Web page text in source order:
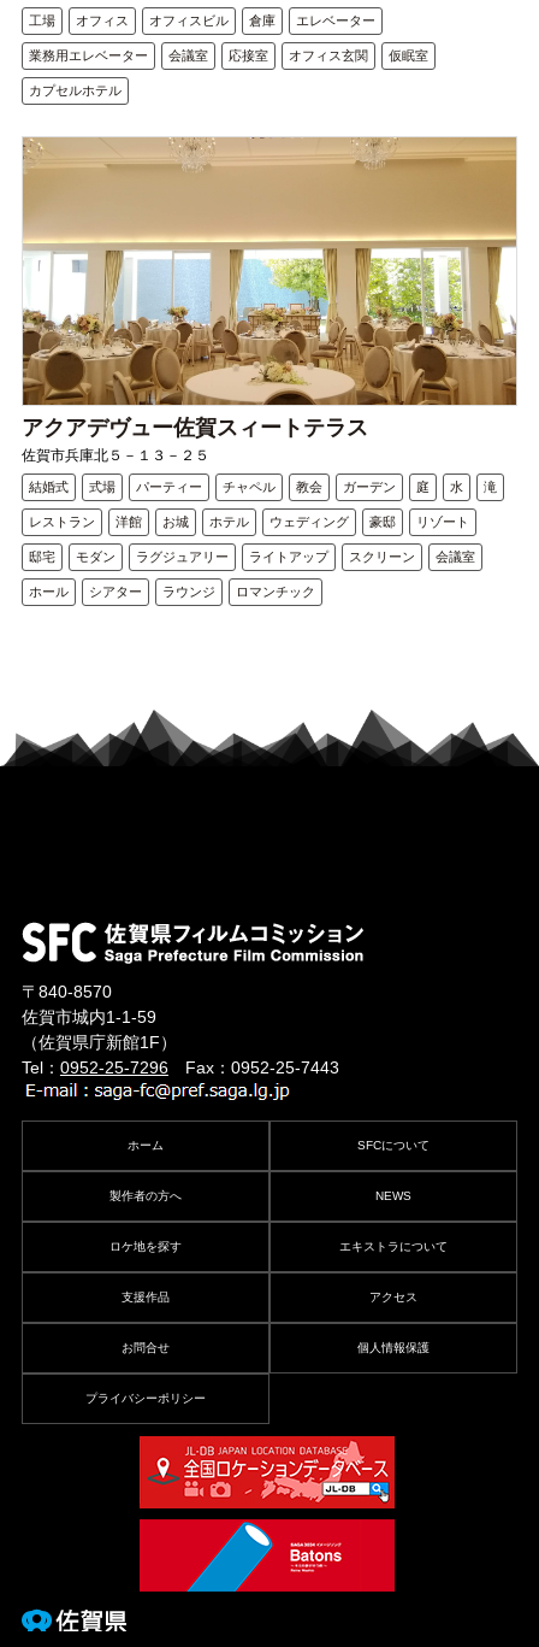
工場 オフィス オフィスビル 倉庫 エレベーター
業務用エレベーター 会議室 応接室 オフィス玄関 仮眠室
カプセルホテル
アクアデヴュー佐賀スィートテラス
佐賀市兵庫北５－１３－２５
結婚式 式場 パーティー チャペル 教会 ガーデン 庭 水 滝
レストラン 洋館 お城 ホテル ウェディング 豪邸 リゾート
邸宅 モダン ラグジュアリー ライトアップ スクリーン 会議室
ホール シアター ラウンジ ロマンチック
〒840-8570
佐賀市城内1-1-59
（佐賀県庁新館1F）
Tel： 0952-25-7296Fax：0952-25-7443
ホーム SFCについて
製作者の方へ NEWS
ロケ地を探す エキストラについて
支援作品 アクセス
お問合せ 個人情報保護
プライバシーポリシー